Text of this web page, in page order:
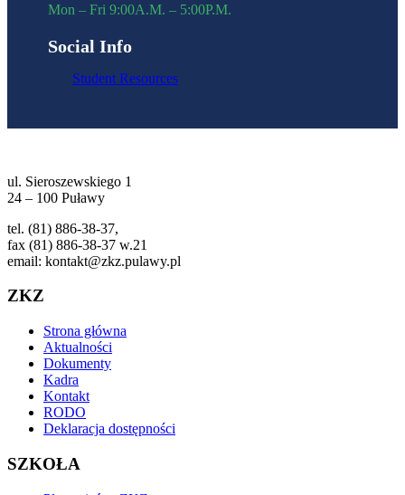
Mon – Fri 9:00A.M. – 5:00P.M.
Social Info
Student Resources
ul. Sieroszewskiego 1
24 – 100 Puławy
tel. (81) 886-38-37,
fax (81) 886-38-37 w.21
email: kontakt@zkz.pulawy.pl
ZKZ
Strona główna
Aktualności
Dokumenty
Kadra
Kontakt
RODO
Deklaracja dostępności
SZKOŁA